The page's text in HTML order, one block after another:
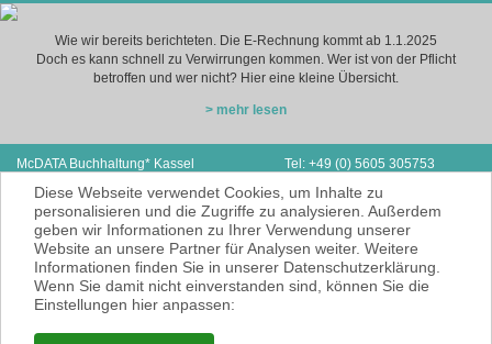
Wie wir bereits berichteten. Die E-Rechnung kommt ab 1.1.2025
Doch es kann schnell zu Verwirrungen kommen. Wer ist von der Pflicht
betroffen und wer nicht? Hier eine kleine Übersicht.
> mehr lesen
McDATA Buchhaltung* Kassel
34260 Kaufungen
Tel: +49 (0) 5605 305753
E-Mail:hawlitschek@mcdata.de
McDATA ist eine sehr gute Alternative zu
Ihrem Steuerberater zur Erbringung der
laufenden Finanz- und Lohnbuchhaltung*.
* = Erbracht werden nur Dienstleistungen
gemäß § 6 Nr. 3+4 Steuerberatungsgesetz
KEINE Rechts- und/oder Steuerberatung!
Diese Webseite verwendet Cookies, um Inhalte zu
personalisieren und die Zugriffe zu analysieren. Außerdem
geben wir Informationen zu Ihrer Verwendung unserer
Website an unsere Partner für Analysen weiter. Weitere
Informationen finden Sie in unserer Datenschutzerklärung.
Wenn Sie damit nicht einverstanden sind, können Sie die
Einstellungen hier anpassen: